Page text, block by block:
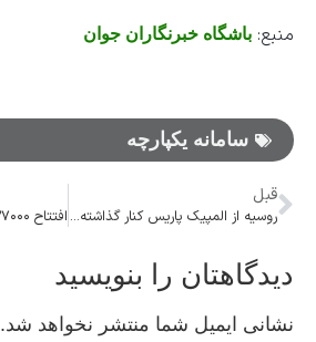
منبع: باشگاه خبرنگاران جوان
سامانه یکپارچه
قبل
روسیه از المپیک پاریس کنار گذاشته شد
دیدگاهتان را بنویسید
نشانی ایمیل شما منتشر نخواهد شد.